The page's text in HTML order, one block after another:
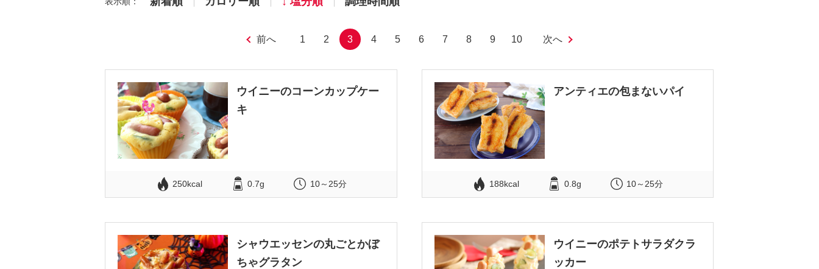
前へ 1 2 3 4 5 6 7 8 9 10 次へ
ウイニーのコーンカップケー
キ
250kcal 0.7g 10～25分
アンティエの包まないパイ
188kcal 0.8g 10～25分
シャウエッセンの丸ごとかぼ
ちゃグラタン
ウイニーのポテトサラダクラ
ッカー